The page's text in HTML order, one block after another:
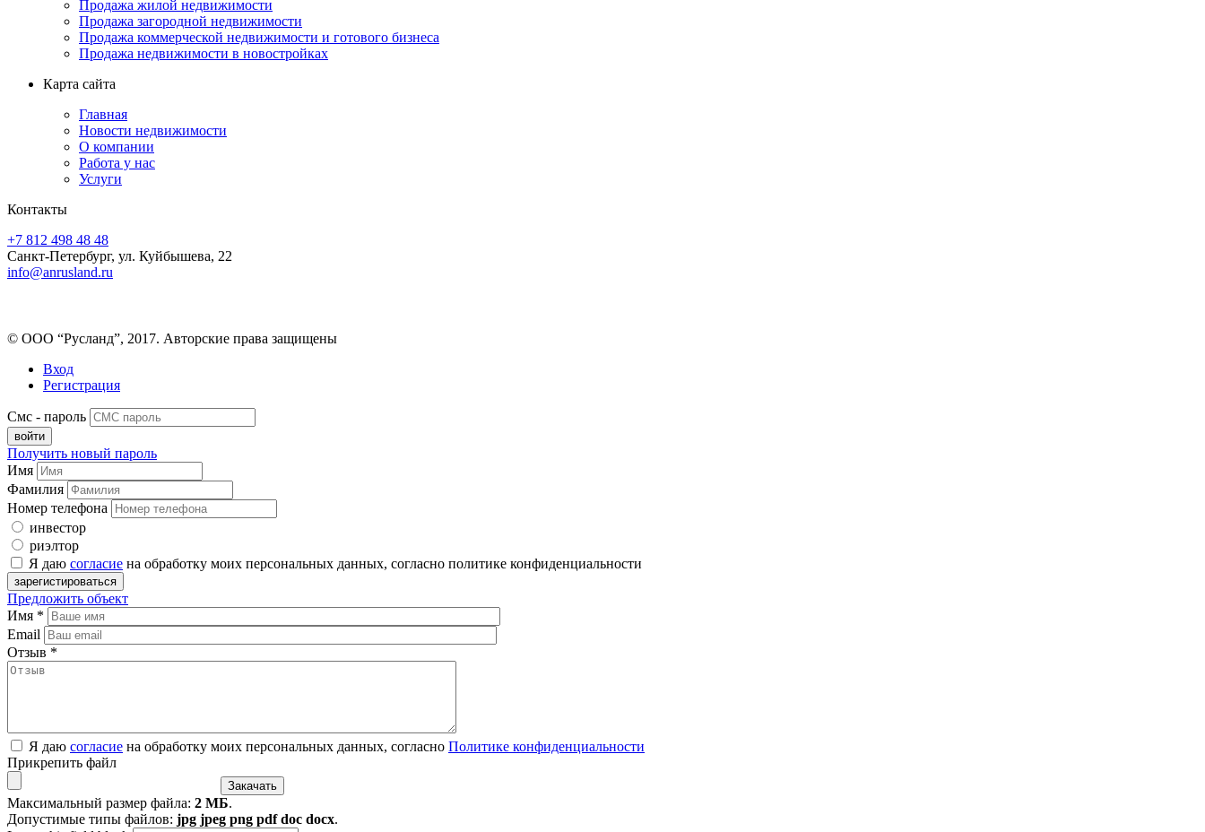
Продажа жилой недвижимости
Продажа загородной недвижимости
Продажа коммерческой недвижимости и готового бизнеса
Продажа недвижимости в новостройках
Карта сайта
Главная
Новости недвижимости
О компании
Работа у нас
Услуги
Контакты
+7 812 498 48 48
Санкт-Петербург, ул. Куйбышева, 22
info@anrusland.ru
© ООО “Русланд”, 2017. Авторские права защищены
Вход
Регистрация
Смс - пароль
Получить новый пароль
Имя
Фамилия
Номер телефона
инвестор
риэлтор
Я даю согласие на обработку моих персональных данных, согласно политике конфиденциальности
Предложить объект
Имя *
Email
Отзыв *
Я даю согласие на обработку моих персональных данных, согласно Политике конфиденциальности
Прикрепить файл
Максимальный размер файла: 2 МБ.
Допустимые типы файлов: jpg jpeg png pdf doc docx.